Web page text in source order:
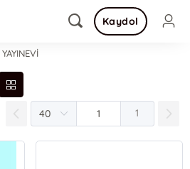
Kaydol
1